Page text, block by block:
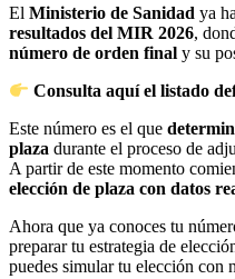
El Ministerio de Sanidad ya
resultados del MIR 2026,
número de orden final y su
Consulta aquí el listado
Este número es el que
plaza durante el proceso de
A partir de este momento
elección de plaza con datos
Ahora que ya conoces tu
preparar tu estrategia de
puedes simular tu elección con